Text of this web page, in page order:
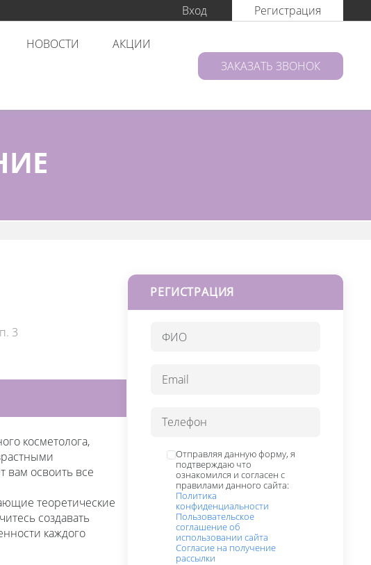
Вход Регистрация
НОВОСТИ АКЦИИ
ЗАКАЗАТЬ ЗВОНОК
РЕГИСТРАЦИЯ
Отправляя данную форму, я
подтверждаю что
ознакомился и согласен с
правилами данного сайта:
Политика
конфиденциальности
Пользовательское
соглашение об
использовании сайта
Согласие на получение
рассылки
3
косметолога,
освоить все
теоретические
создавать
каждого